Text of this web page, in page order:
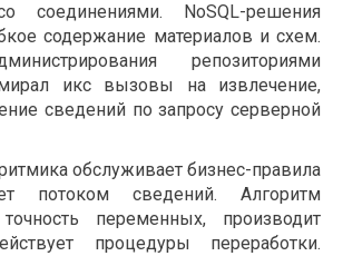
NoSQL-решения
содержание материалов и схем.
репозиториями
икс вызовы на извлечение,
сведений по запросу серверной
обслуживает бизнес-правила
потоком сведений. Алгоритм
переменных, производит
процедуры переработки.